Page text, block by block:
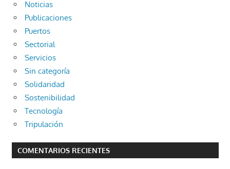
Noticias
Publicaciones
Puertos
Sectorial
Servicios
Sin categoría
Solidaridad
Sostenibilidad
Tecnología
Tripulación
COMENTARIOS RECIENTES